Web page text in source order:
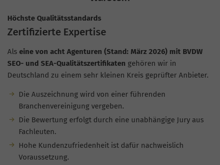
Höchste Qualitätsstandards
Zertifizierte Expertise
Als eine von acht Agenturen (Stand: März 2026) mit BVDW
SEO- und SEA-Qualitätszertifikaten gehören wir in
Deutschland zu einem sehr kleinen Kreis geprüfter Anbieter.
Die Auszeichnung wird von einer führenden
Branchenvereinigung vergeben.
Die Bewertung erfolgt durch eine unabhängige Jury aus
Fachleuten.
Hohe Kundenzufriedenheit ist dafür nachweislich
Voraussetzung.